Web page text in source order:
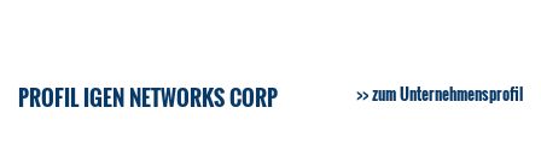
PROFIL IGEN NETWORKS CORP zum Unternehmensprofil